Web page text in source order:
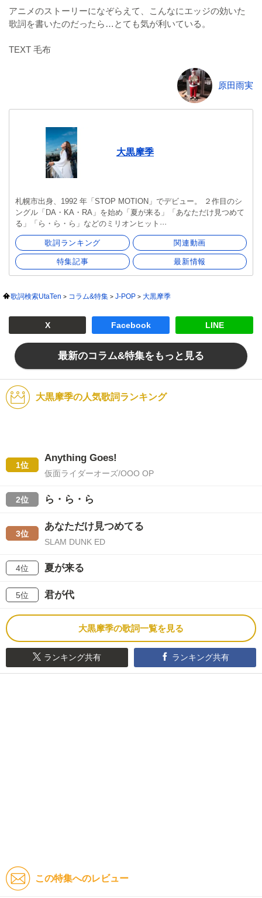
アニメのストーリーになぞらえて、こんなにエッジの効いた
歌詞を書いたのだったら…とても気が利いている。
TEXT 毛布
原田雨実
大黒摩季
札幌市出身、1992 年「STOP MOTION」でデビュー。 ２作目のシ
ングル「DA・KA・RA」を始め「夏が来る」「あなただけ見つめて
る」「ら・ら・ら」などのミリオンヒット···
歌詞ランキング 関連動画
特集記事 最新情報
歌詞検索UtaTen コラム&特集 J-POP 大黒摩季
X Facebook LINE
最新のコラム&特集をもっと見る
大黒摩季の人気歌詞ランキング
1位
Anything Goes!
仮面ライダーオーズ/OOO OP
2位 ら・ら・ら
3位
あなただけ見つめてる
SLAM DUNK ED
4位 夏が来る
5位 君が代
大黒摩季の歌詞一覧を見る
ランキング共有 ランキング共有
この特集へのレビュー